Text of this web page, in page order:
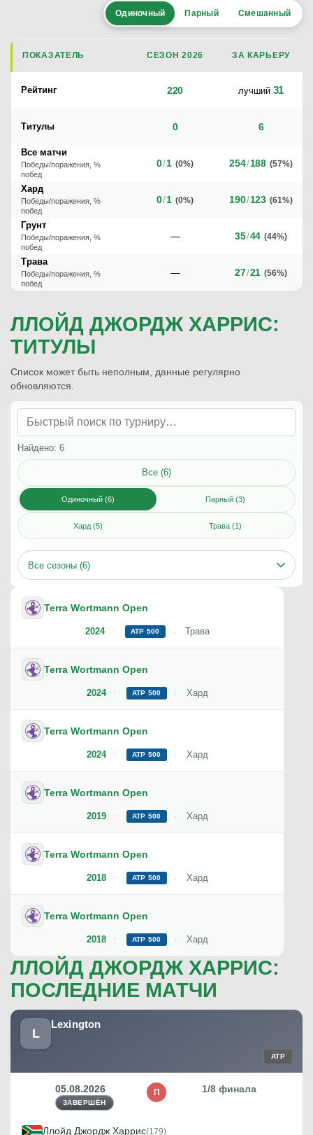
Одиночный Парный Смешанный
ПОКАЗАТЕЛЬ СЕЗОН 2026 ЗА КАРЬЕРУ
Рейтинг 220 лучший 31
Титулы 0 6
Все матчи
Победы/поражения, %
побед
0/1 (0%) 254/188 (57%)
Хард
Победы/поражения, %
побед
0/1 (0%) 190/123 (61%)
Грунт
Победы/поражения, %
побед
— 35/44 (44%)
Трава
Победы/поражения, %
побед
— 27/21 (56%)
ЛЛОЙД ДЖОРДЖ ХАРРИС:
ТИТУЛЫ
Список может быть неполным, данные регулярно
обновляются.
Найдено: 6
Все (6)
Одиночный (6) Парный (3)
Хард (5) Трава (1)
Все сезоны (6)
2024
Terra Wortmann Open
ATP 500 Трава
2024
Terra Wortmann Open
ATP 500 Хард
2024
Terra Wortmann Open
ATP 500 Хард
2019
Terra Wortmann Open
ATP 500 Хард
2018
Terra Wortmann Open
ATP 500 Хард
2018
Terra Wortmann Open
ATP 500 Хард
ЛЛОЙД ДЖОРДЖ ХАРРИС:
ПОСЛЕДНИЕ МАТЧИ
L
Lexington
ATP
05.08.2026
ЗАВЕРШЁН
1/8 финала
П
Ллойд Джордж Харрис(179)